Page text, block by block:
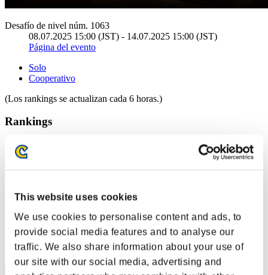
This website uses cookies
We use cookies to personalise content and ads, to
provide social media features and to analyse our
traffic. We also share information about your use of
our site with our social media, advertising and
Desafío de nivel núm. 1063
08.07.2025 15:00 (JST) - 14.07.2025 15:00 (JST)
Página del evento
Solo
Cooperativo
(Los rankings se actualizan cada 6 horas.)
Rankings
Posición
portgasfalls
Puntos:Lv:40/02'14"44
Posición
22